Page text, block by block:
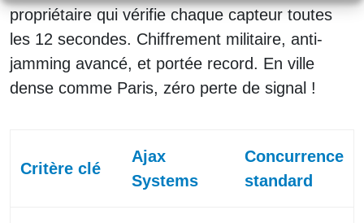
propriétaire qui vérifie chaque capteur toutes
les 12 secondes. Chiffrement militaire, anti-
jamming avancé, et portée record. En ville
dense comme Paris, zéro perte de signal !
Critère clé
Ajax
Systems
Concurrence
standard